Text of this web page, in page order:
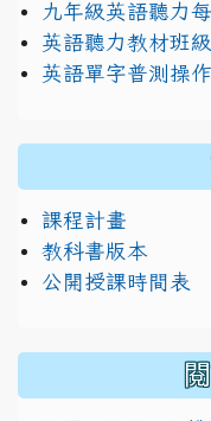
九年級英語聽力
英語聽力教材班
英語單字普測操
課程計畫
教科書版本
公開授課時間表